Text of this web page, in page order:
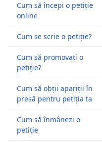
Cum să începi o petiție
online
Cum se scrie o petiție?
Cum să promovați o
petiție?
Cum să obții apariții în
presă pentru petiția ta
Cum să înmânezi o
petiție